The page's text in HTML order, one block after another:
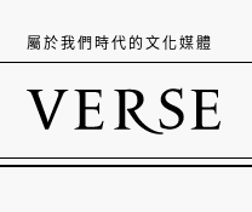
屬於我們時代的文化媒體